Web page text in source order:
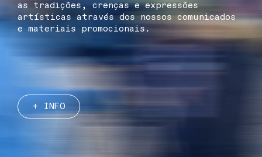
as tradições, crenças e expressões
artísticas através dos nossos comunicados
e materiais promocionais.
+ INFO